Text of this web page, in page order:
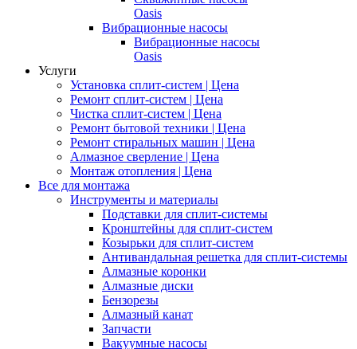
Oasis
Вибрационные насосы
Вибрационные насосы
Oasis
Услуги
Установка сплит-систем | Цена
Ремонт сплит-систем | Цена
Чистка сплит-систем | Цена
Ремонт бытовой техники | Цена
Ремонт стиральных машин | Цена
Алмазное сверление | Цена
Монтаж отопления | Цена
Все для монтажа
Инструменты и материалы
Подставки для сплит-системы
Кронштейны для сплит-систем
Козырьки для сплит-систем
Антивандальная решетка для сплит-системы
Алмазные коронки
Алмазные диски
Бензорезы
Алмазный канат
Запчасти
Вакуумные насосы